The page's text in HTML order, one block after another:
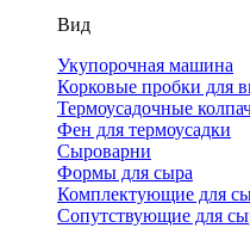
Вид
Укупорочная машина
Корковые пробки для
Термоусадочные
Фен для термоусадки
Сыроварни
Формы для сыра
Комплектующие для
Сопутствующие для